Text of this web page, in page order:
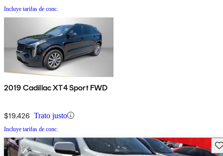
Incluye tarifas de conc.
2019 Cadillac XT4 Sport FWD
$19,426 Trato justo
Incluye tarifas de conc.